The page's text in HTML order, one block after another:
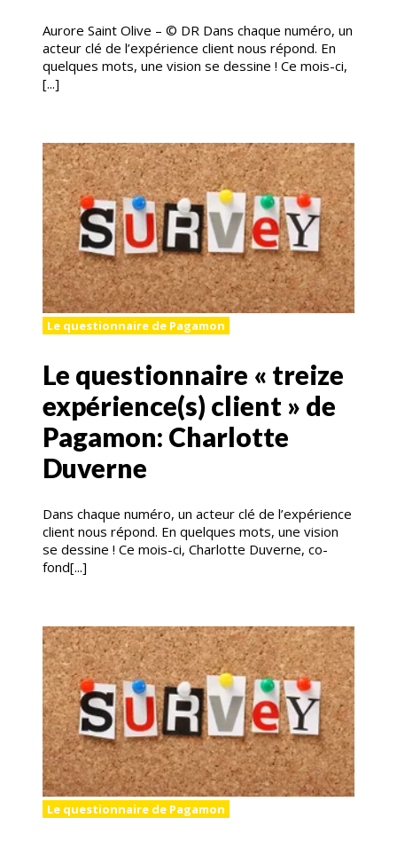
Aurore Saint Olive – © DR Dans chaque numéro, un
acteur clé de l’expérience client nous répond. En
quelques mots, une vision se dessine ! Ce mois-ci,
[...]
Le questionnaire de Pagamon
Le questionnaire « treize
expérience(s) client » de
Pagamon: Charlotte
Duverne
Dans chaque numéro, un acteur clé de l’expérience
client nous répond. En quelques mots, une vision
se dessine ! Ce mois-ci, Charlotte Duverne, co-
fond[...]
Le questionnaire de Pagamon